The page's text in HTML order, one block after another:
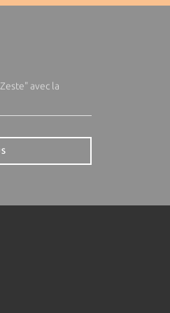
avec la